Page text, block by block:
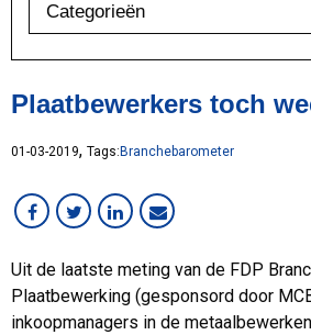
Categorieën
Overig
Staal
Werken bij MCB
Plaatbewerkers toch
01-03-2019, Tags: Branchebarometer
Uit de laatste meting van de FDP
Plaatbewerking (gesponsord door
inkoopmanagers in de